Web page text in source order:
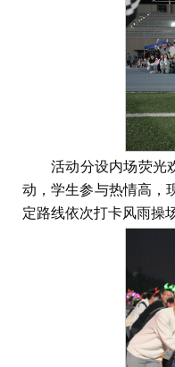
活动分设内场荧光
动，学生参与热情高，
定路线依次打卡风雨操